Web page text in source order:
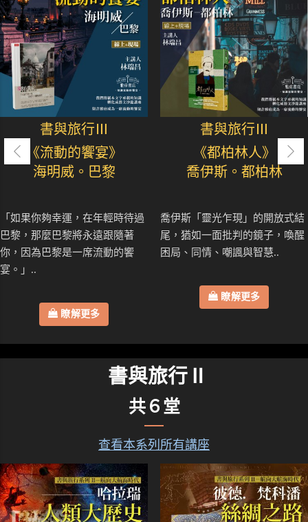
書與旅行Ⅲ
《流動的饗宴》
海明威。巴黎
「如果你夠幸運，在年輕時待過
巴黎，那麼巴黎將永遠跟隨著
你，因為巴黎是一席流動的饗
宴。」..
瞭解更多
書與旅行Ⅲ
《都柏林人》
喬伊斯。都柏林
喬伊斯「靈光乍現」的開放式結
尾，猶如一面批判的鏡子，喚醒
困局、同情、嘲諷與智慧..
瞭解更多
書與旅行Ⅱ
共６堂
查看本系列所有講座